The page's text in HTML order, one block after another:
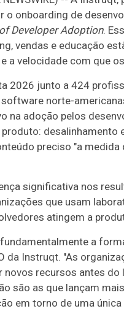
onboarding de
Developer Adoption.
vendas e educação
a velocidade com que
2026 junto a 424
norte-
na adoção pelos
preciso "a
significativa nos
que usam
atingem a
a
da Instruqt. "As
novos recursos antes
são as que lançam
em torno de uma